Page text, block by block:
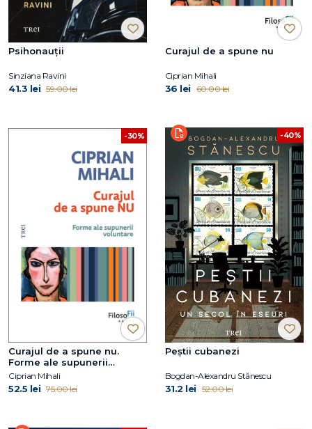
Psihonauții
Sinziana Ravini
41.3 lei 59.00 lei
Curajul de a spune nu
Ciprian Mihali
36 lei 60.00 lei
-30%
Curajul de a spune nu.
Forme ale supunerii
voluntare
Ciprian Mihali
52.5 lei 75.00 lei
-40%
Peștii cubanezi
Bogdan-Alexandru Stănescu
31.2 lei 52.00 lei